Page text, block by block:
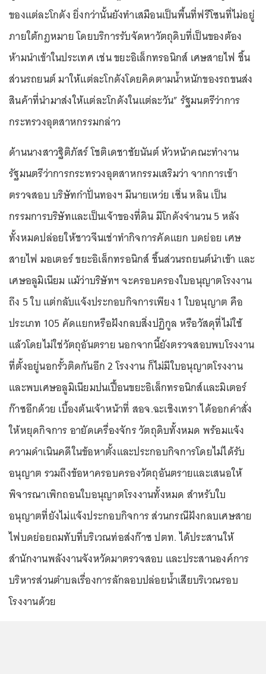
ของแต่ละโกดัง ยิ่งกว่านั้นยังทำเสมือนเป็นพื้นที่ฟรีโซนที่ไม่อยู่
ภายใต้กฎหมาย โดยบริการรับจัดหาวัตถุดิบที่เป็นของต้อง
ห้ามนำเข้าในประเทศ เช่น ขยะอิเล็กทรอนิกส์ เศษสายไฟ ชิ้น
ส่วนรถยนต์ มาให้แต่ละโกดังโดยคิดตามน้ำหนักของรถขนส่ง
สินค้าที่นำมาส่งให้แต่ละโกดังในแต่ละวัน” รัฐมนตรีว่าการ
กระทรวงอุตสาหกรรมกล่าว
ด้านนางสาวฐิติภัสร์ โชติเดชาชัยนันต์ หัวหน้าคณะทำงาน
รัฐมนตรีว่าการกระทรวงอุตสาหกรรมเสริมว่า จากการเข้า
ตรวจสอบ บริษัทกำปั่นทองฯ มีนายเหว่ย เซิ่น หลิน เป็น
กรรมการบริษัทและเป็นเจ้าของที่ดิน มีโกดังจำนวน 5 หลัง
ทั้งหมดปล่อยให้ชาวจีนเช่าทำกิจการคัดแยก บดย่อย เศษ
สายไฟ มอเตอร์ ขยะอิเล็กทรอนิกส์ ชิ้นส่วนรถยนต์นำเข้า และ
เศษอลูมิเนียม แม้ว่าบริษัทฯ จะครอบครองใบอนุญาตโรงงาน
ถึง 5 ใบ แต่กลับแจ้งประกอบกิจการเพียง 1 ใบอนุญาต คือ
ประเภท 105 คัดแยกหรือฝังกลบสิ่งปฏิกูล หรือวัสดุที่ไม่ใช้
แล้วโดยไม่ใช่วัตถุอันตราย นอกจากนี้ยังตรวจสอบพบโรงงาน
ที่ตั้งอยู่นอกรั้วติดกันอีก 2 โรงงาน ก็ไม่มีใบอนุญาตโรงงาน
และพบเศษอลูมิเนียมปนเปื้อนขยะอิเล็กทรอนิกส์และมิเตอร์
ก๊าซอีกด้วย เบื้องต้นเจ้าหน้าที่ สอจ.ฉะเชิงเทรา ได้ออกคำสั่ง
ให้หยุดกิจการ อายัดเครื่องจักร วัตถุดิบทั้งหมด พร้อมแจ้ง
ความดำเนินคดีในข้อหาตั้งและประกอบกิจการโดยไม่ได้รับ
อนุญาต รวมถึงข้อหาครอบครองวัตถุอันตรายและเสนอให้
พิจารณาเพิกถอนใบอนุญาตโรงงานทั้งหมด สำหรับใบ
อนุญาตที่ยังไม่แจ้งประกอบกิจการ ส่วนกรณีฝังกลบเศษสาย
ไฟบดย่อยถมทับที่บริเวณท่อส่งก๊าซ ปตท. ได้ประสานให้
สำนักงานพลังงานจังหวัดมาตรวจสอบ และประสานองค์การ
บริหารส่วนตำบลเรื่องการลักลอบปล่อยน้ำเสียบริเวณรอบ
โรงงานด้วย